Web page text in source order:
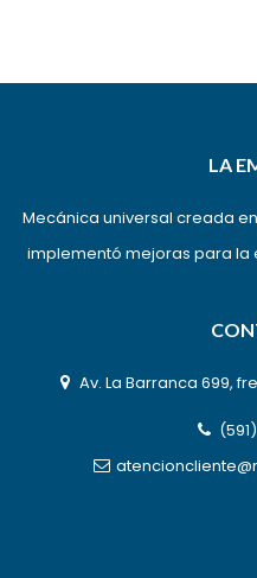
LA
Mecánica universal creada
implementó mejoras para la
Av. La Barranca 699,